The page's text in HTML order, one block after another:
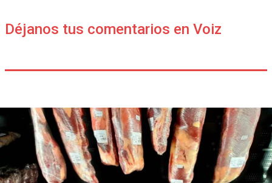
Déjanos tus comentarios en Voiz